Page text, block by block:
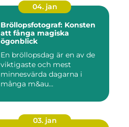
04. jan
Bröllopsfotograf: Konsten
att fånga magiska
ögonblick
En bröllopsdag är en av de
viktigaste och mest
minnesvärda dagarna i
många m&au...
03. jan